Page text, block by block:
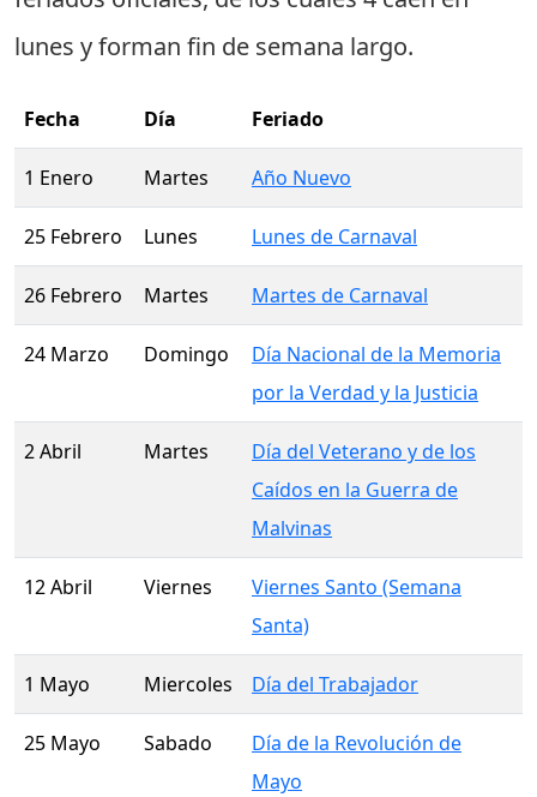
lunes y forman fin de semana largo.
Fecha Día Feriado
1 Enero Martes Año Nuevo
25 Febrero Lunes Lunes de Carnaval
26 Febrero Martes Martes de Carnaval
24 Marzo Domingo
Día Nacional de la Memoria
por la Verdad y la Justicia
2 Abril Martes
Día del Veterano y de los
Caídos en la Guerra de
Malvinas
12 Abril Viernes
Viernes Santo (Semana
Santa)
1 Mayo Miercoles Día del Trabajador
25 Mayo Sabado
Día de la Revolución de
Mayo